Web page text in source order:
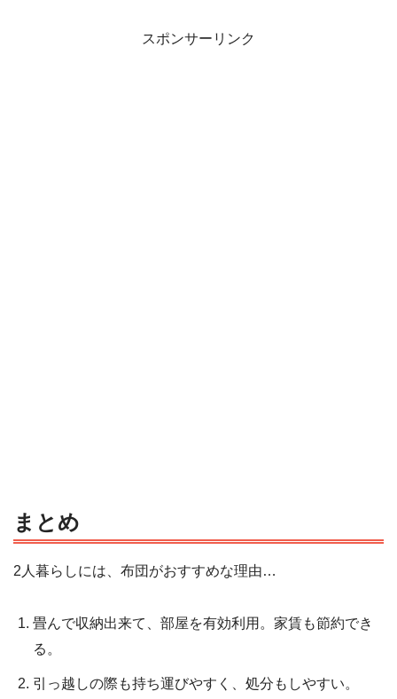
スポンサーリンク
まとめ
2人暮らしには、布団がおすすめな理由…
畳んで収納出来て、部屋を有効利用。家賃も節約でき
る。
引っ越しの際も持ち運びやすく、処分もしやすい。